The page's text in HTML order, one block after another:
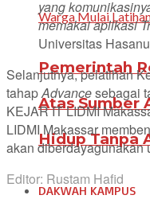
Pemerintah
Atas Sumber
Hidup Tanpa
DAKWAH KAMPUS
yang
memakai aplikasi
Universitas
Selanjutnya, pelatihan
tahapAdvancesebagai
KEJAR IT LIDMI
LIDMI Makassar
akan diberdayagunakan
Editor: Rustam Hafid